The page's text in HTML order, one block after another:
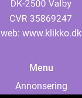
web: www.klikko.dk
Menu
Annonsering